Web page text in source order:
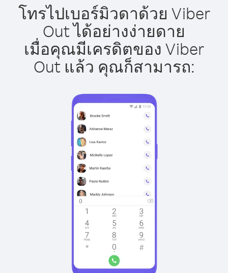
โทรไปเบอร์มิวดาด้วย Viber
Out ได้อย่างง่ายดาย
เมื่อคุณมีเครดิตของ Viber
Out แล้ว คุณก็สามารถ: